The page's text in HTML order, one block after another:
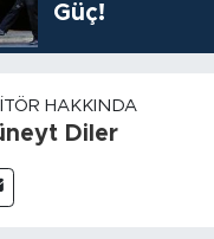
Güç!
HAKKINDA
Diler